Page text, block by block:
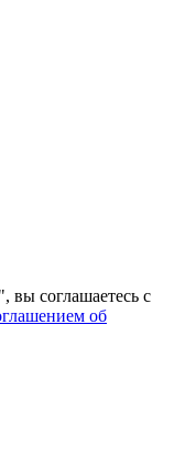
вы соглашаетесь с
об